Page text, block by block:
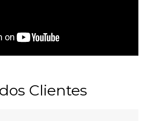
Clientes